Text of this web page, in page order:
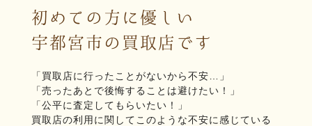
初めての方に優しい
宇都宮市の買取店です
「買取店に行ったことがないから不安…」
「売ったあとで後悔することは避けたい！」
「公平に査定してもらいたい！」
買取店の利用に関してこのような不安に感じている